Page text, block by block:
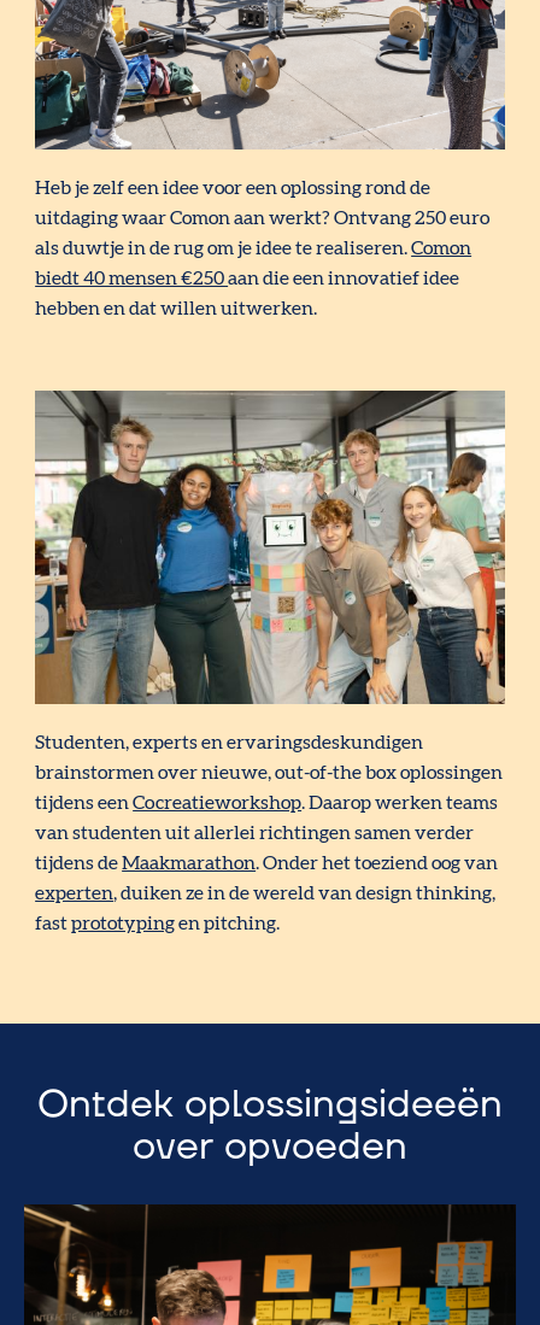
Heb je zelf een idee voor een oplossing rond de
uitdaging waar Comon aan werkt? Ontvang 250 euro
als duwtje in de rug om je idee te realiseren.Comon
biedt 40 mensen €250aan die een innovatief idee
hebben en dat willen uitwerken.
Studenten, experts en ervaringsdeskundigen
brainstormen over nieuwe, out-of-the box oplossingen
tijdens eenCocreatieworkshop. Daarop werken teams
van studenten uit allerlei richtingen samen verder
tijdens deMaakmarathon. Onder het toeziend oog van
experten, duiken ze in de wereld van design thinking,
fastprototypingen pitching.
Ontdek oplossingsideeën
over opvoeden